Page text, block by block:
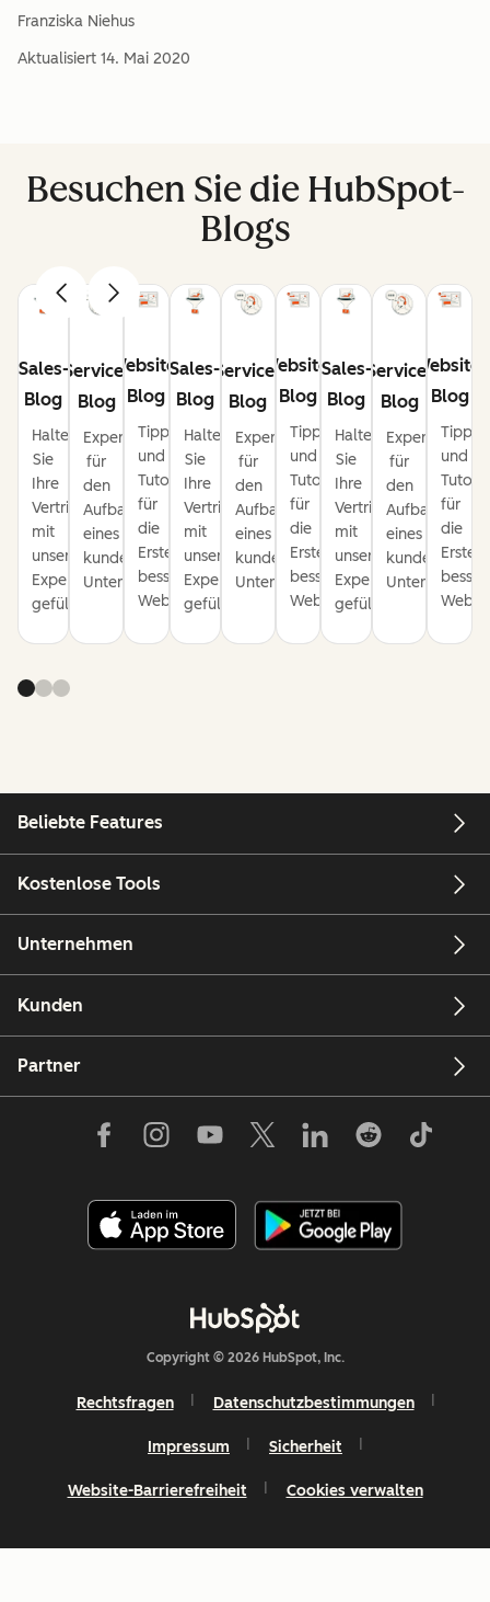
Franziska Niehus
Aktualisiert 14. Mai 2020
Besuchen Sie die HubSpot-
Blogs
Sales-
Blog
Halten
Sie
Ihre
Vertriebspipeline
mit
unseren
Expertentipps
gefüllt.
Service-
Blog
Expertentipps
für
den
Aufbau
eines
kundenorientierten
Unternehmens.
Website-
Blog
Tipps
und
Tutorials
für
die
Erstellung
besserer
Websites.
Sales-
Blog
Halten
Sie
Ihre
Vertriebspipeline
mit
unseren
Expertentipps
gefüllt.
Service-
Blog
Expertentipps
für
den
Aufbau
eines
kundenorientierten
Unternehmens.
Website-
Blog
Tipps
und
Tutorials
für
die
Erstellung
besserer
Websites.
Sales-
Blog
Halten
Sie
Ihre
Vertriebspipeline
mit
unseren
Expertentipps
gefüllt.
Service-
Blog
Expertentipps
für
den
Aufbau
eines
Website-
Blog
Tipps
und
für
die
Beliebte Features
Kostenlose Tools
Unternehmen
Kunden
Partner
Copyright © 2026 HubSpot, Inc.
Rechtsfragen Datenschutzbestimmungen
Impressum Sicherheit
Website-Barrierefreiheit Cookies verwalten